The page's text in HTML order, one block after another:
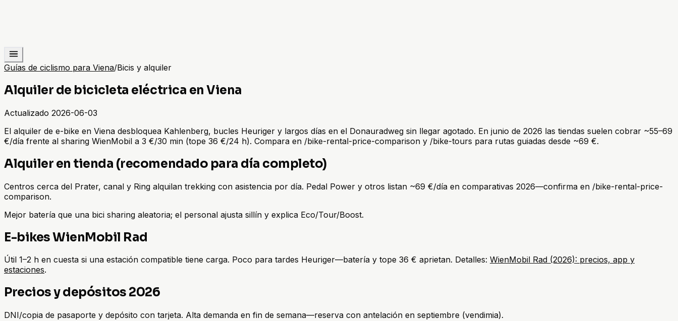
Guías de ciclismo para Viena/Bicis y alquiler
Alquiler de bicicleta eléctrica en Viena
Actualizado 2026-06-03
El alquiler de e-bike en Viena desbloquea Kahlenberg, bucles Heuriger y largos días en el Donauradweg sin llegar agotado. En junio de 2026 las tiendas suelen cobrar ~55–69
€/día frente al sharing WienMobil a 3 €/30 min (tope 36 €/24 h). Compara en /bike-rental-price-comparison y /bike-tours para rutas guiadas desde ~69 €.
Alquiler en tienda (recomendado para día completo)
Centros cerca del Prater, canal y Ring alquilan trekking con asistencia por día. Pedal Power y otros listan ~69 €/día en comparativas 2026—confirma en /bike-rental-price-
comparison.
Mejor batería que una bici sharing aleatoria; el personal ajusta sillín y explica Eco/Tour/Boost.
E-bikes WienMobil Rad
Útil 1–2 h en cuesta si una estación compatible tiene carga. Poco para tardes Heuriger—batería y tope 36 € aprietan. Detalles: WienMobil Rad (2026): precios, app y
estaciones.
Precios y depósitos 2026
DNI/copia de pasaporte y depósito con tarjeta. Alta demanda en fin de semana—reserva con antelación en septiembre (vendimia).